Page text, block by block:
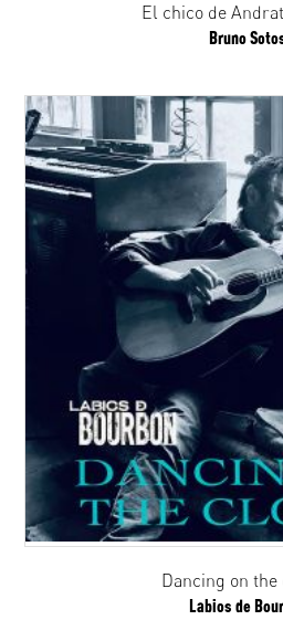
El chico de
Bruno
Dancing on the
Labios de